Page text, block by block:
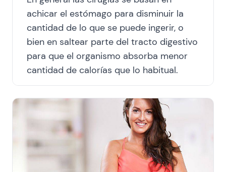
achicar el estómago para disminuir la
cantidad de lo que se puede ingerir, o
bien en saltear parte del tracto digestivo
para que el organismo absorba menor
cantidad de calorías que lo habitual.